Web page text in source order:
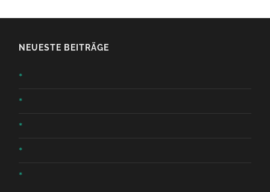
NEUESTE BEITRÄGE
*
*
*
*
*